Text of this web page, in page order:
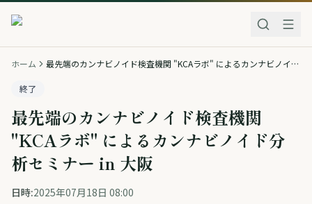
ホーム 最先端のカンナビノイド検査機関 "KCAラボ" によるカンナビノイド分析セミナー in 大阪
終了
最先端のカンナビノイド検査機関
"KCAラボ" によるカンナビノイド分
析セミナー in 大阪
日時:2025年07月18日 08:00